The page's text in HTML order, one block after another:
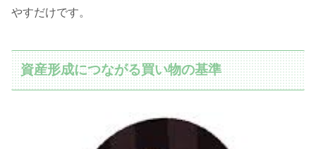
やすだけです。
資産形成につながる買い物の基準